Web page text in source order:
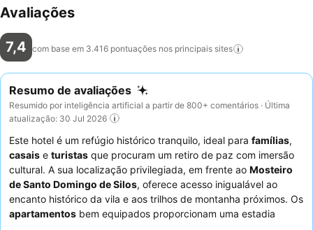
Avaliações
7,4 com base em 3.416 pontuações nos principais sites
Resumo de avaliações
Resumido por inteligência artificial a partir de 800+ comentários · Última
atualização: 30 Jul 2026
Este hotel é um refúgio histórico tranquilo, ideal para famílias,
casais e turistas que procuram um retiro de paz com imersão
cultural. A sua localização privilegiada, em frente ao Mosteiro
de Santo Domingo de Silos, oferece acesso inigualável ao
encanto histórico da vila e aos trilhos de montanha próximos. Os
apartamentos bem equipados proporcionam uma estadia